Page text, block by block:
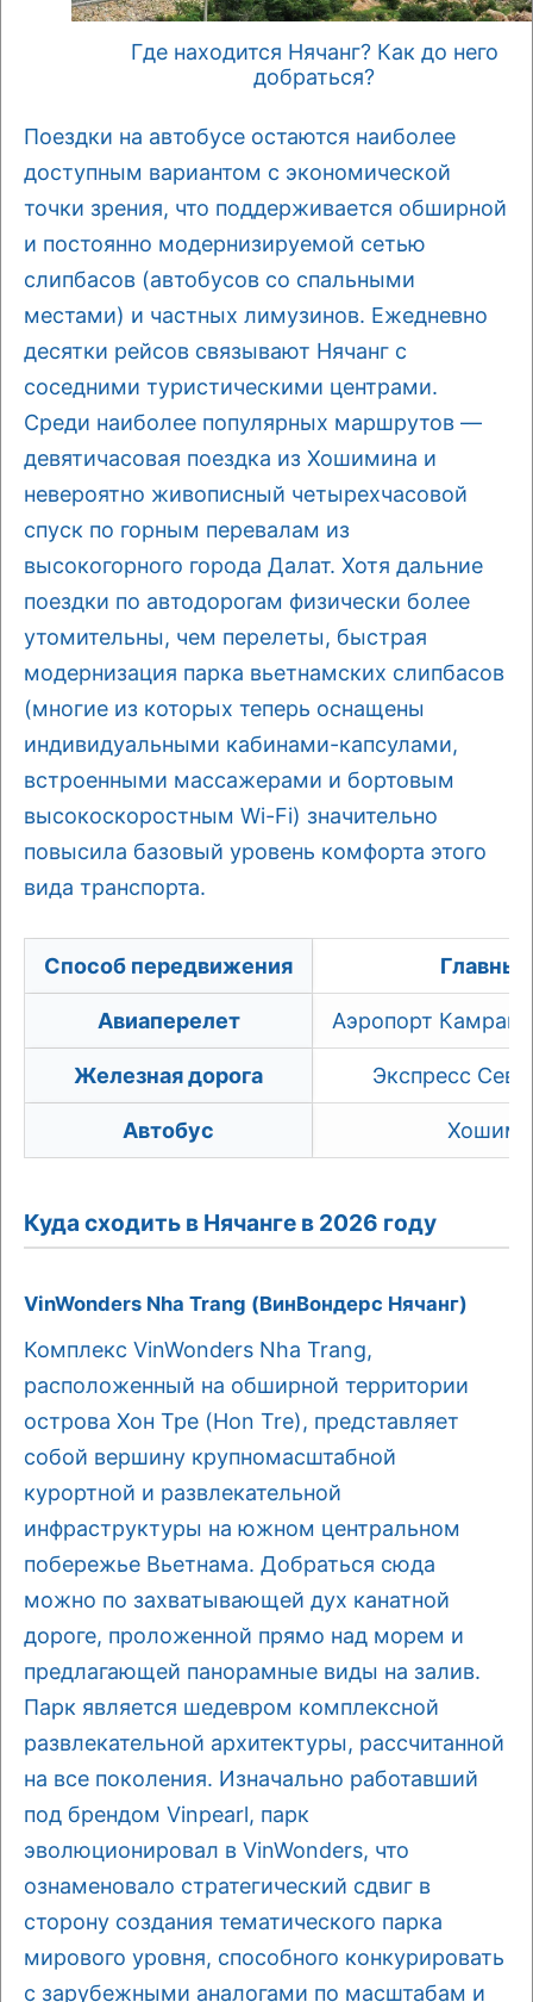
Где находится Нячанг? Как до него
добраться?
Поездки на автобусе остаются наиболее
доступным вариантом с экономической
точки зрения, что поддерживается обширной
и постоянно модернизируемой сетью
слипбасов (автобусов со спальными
местами) и частных лимузинов. Ежедневно
десятки рейсов связывают Нячанг с
соседними туристическими центрами.
Среди наиболее популярных маршрутов —
девятичасовая поездка из Хошимина и
невероятно живописный четырехчасовой
спуск по горным перевалам из
высокогорного города Далат. Хотя дальние
поездки по автодорогам физически более
утомительны, чем перелеты, быстрая
модернизация парка вьетнамских слипбасов
(многие из которых теперь оснащены
индивидуальными кабинами-капсулами,
встроенными массажерами и бортовым
высокоскоростным Wi-Fi) значительно
повысила базовый уровень комфорта этого
вида транспорта.
Способ передвижения
Авиаперелет Аэропорт
Железная дорога Экспресс
Автобус
Куда сходить в Нячанге в 2026 году
VinWonders Nha Trang (ВинВондерс Нячанг)
Комплекс VinWonders Nha Trang,
расположенный на обширной территории
острова Хон Тре (Hon Tre), представляет
собой вершину крупномасштабной
курортной и развлекательной
инфраструктуры на южном центральном
побережье Вьетнама. Добраться сюда
можно по захватывающей дух канатной
дороге, проложенной прямо над морем и
предлагающей панорамные виды на залив.
Парк является шедевром комплексной
развлекательной архитектуры, рассчитанной
на все поколения. Изначально работавший
под брендом Vinpearl, парк
эволюционировал в VinWonders, что
ознаменовало стратегический сдвиг в
сторону создания тематического парка
мирового уровня, способного конкурировать
с зарубежными аналогами по масштабам и